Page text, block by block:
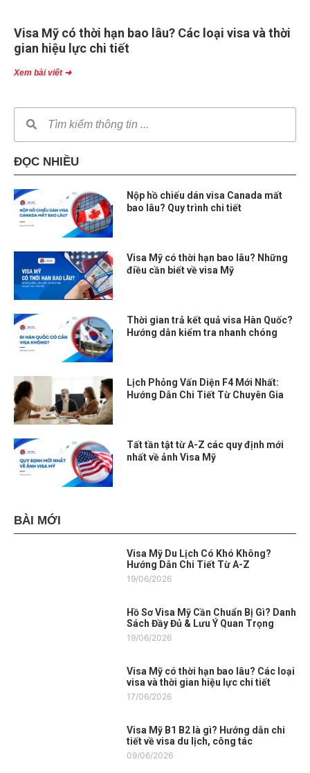
Visa Mỹ có thời hạn bao lâu? Các loại visa và thời
gian hiệu lực chi tiết
Xem bài viết ➜
ĐỌC NHIỀU
Nộp hồ chiếu dán visa Canada mất
bao lâu? Quy trình chi tiết
Visa Mỹ có thời hạn bao lâu? Những
điều cần biết về visa Mỹ
Thời gian trả kết quả visa Hàn Quốc?
Hướng dẫn kiểm tra nhanh chóng
Lịch Phỏng Vấn Diện F4 Mới Nhất:
Hướng Dẫn Chi Tiết Từ Chuyên Gia
Tất tần tật từ A-Z các quy định mới
nhất về ảnh Visa Mỹ
BÀI MỚI
Visa Mỹ Du Lịch Có Khó Không?
Hướng Dẫn Chi Tiết Từ A-Z
19/06/2026
Hồ Sơ Visa Mỹ Cần Chuẩn Bị Gì? Danh
Sách Đầy Đủ & Lưu Ý Quan Trọng
19/06/2026
Visa Mỹ có thời hạn bao lâu? Các loại
visa và thời gian hiệu lực chi tiết
17/06/2026
Visa Mỹ B1 B2 là gì? Hướng dẫn chi
tiết về visa du lịch, công tác
09/06/2026